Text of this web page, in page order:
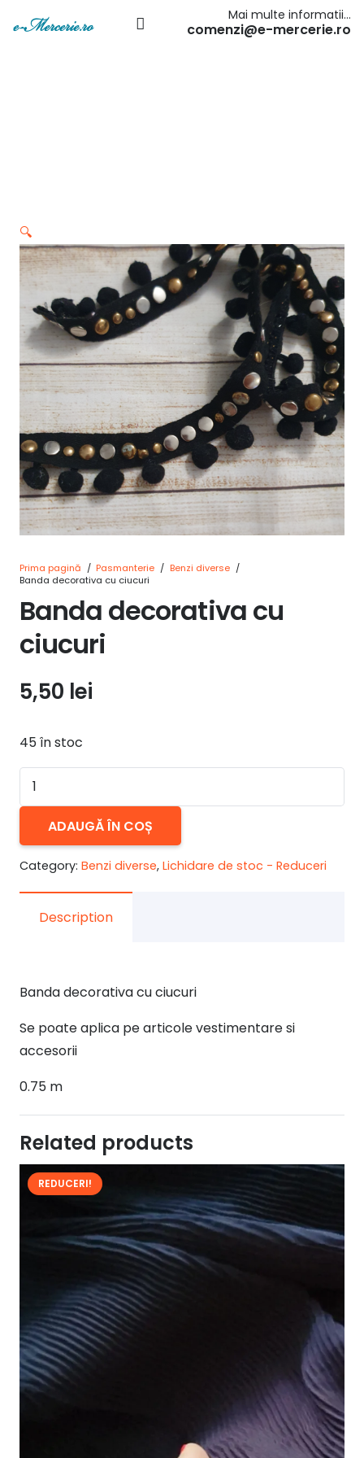
Mai multe informatii…
comenzi@e-mercerie.ro
🔍
Prima pagină / Pasmanterie / Benzi diverse /
Banda decorativa cu ciucuri
Banda decorativa cu
ciucuri
5,50 lei
45 în stoc
Cantitate
Banda
decorativa
cu
ciucuri
ADAUGĂ ÎN COȘ
Category: Benzi diverse, Lichidare de stoc - Reduceri
Description
Banda decorativa cu ciucuri
Se poate aplica pe articole vestimentare si
accesorii
0.75 m
Related products
REDUCERI!